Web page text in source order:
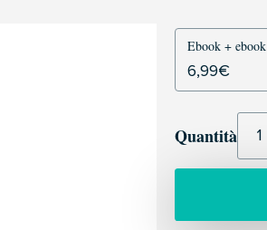
Ebook + ebook
6,99€
Quantità